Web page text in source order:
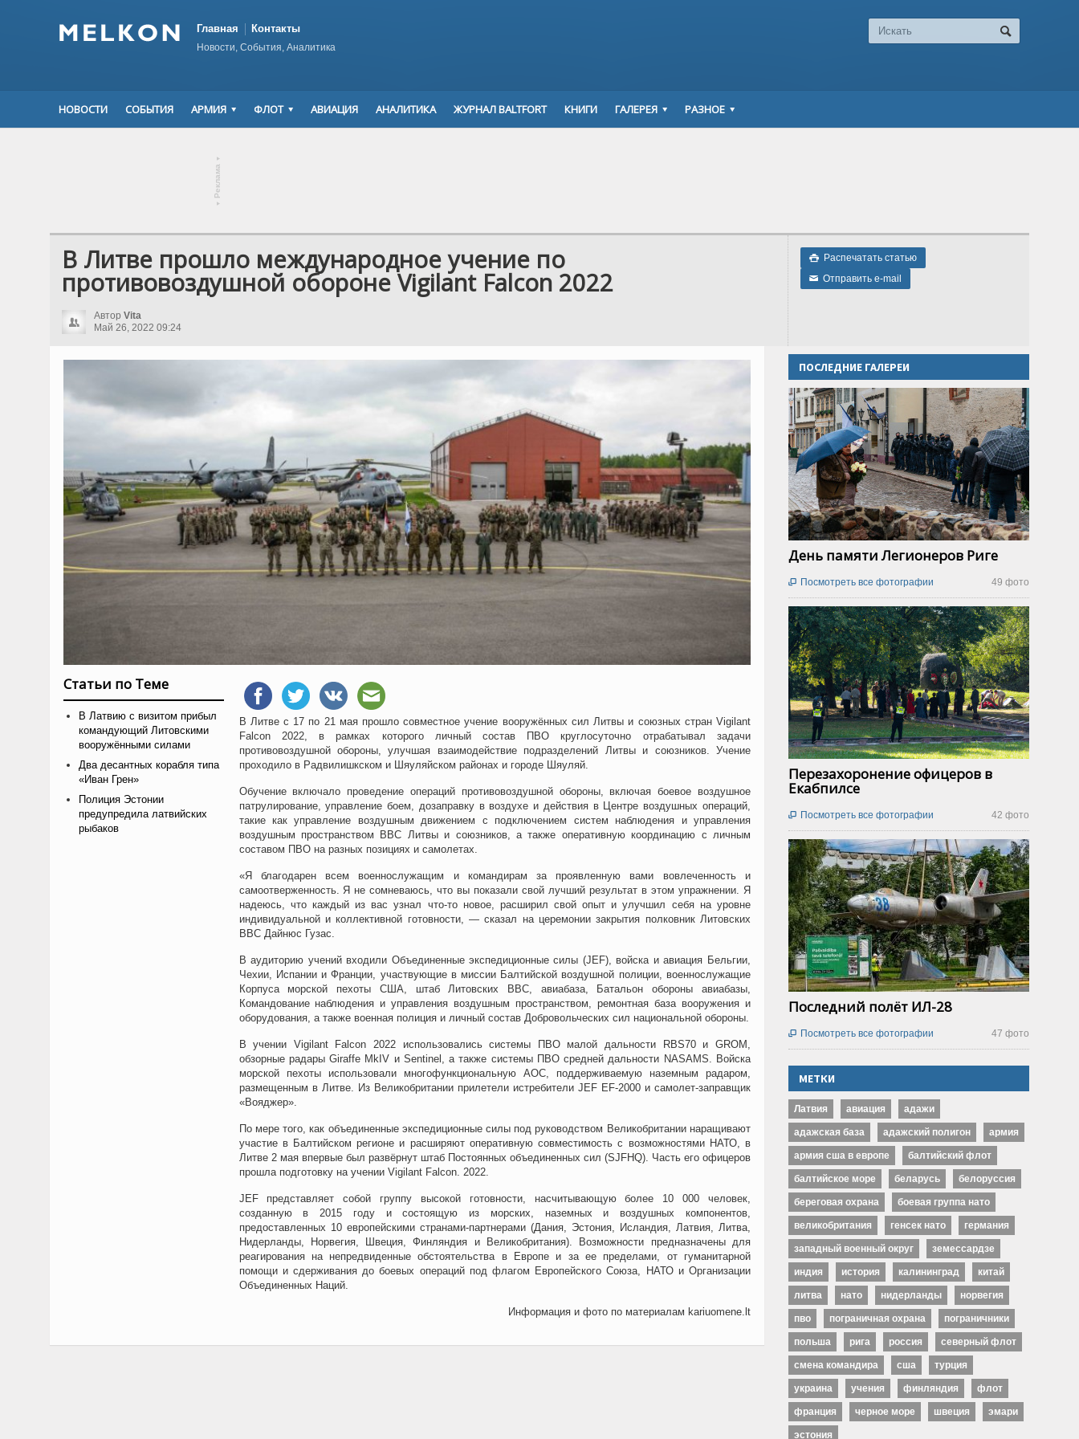
Главная Контакты
Новости, События, Аналитика
НОВОСТИ СОБЫТИЯ АРМИЯ ФЛОТ АВИАЦИЯ АНАЛИТИКА ЖУРНАЛ BALTFORT КНИГИ ГАЛЕРЕЯ РАЗНОЕ
▾
Реклама
▾
 Распечатать статью
✉ Отправить e-mail
В Литве прошло международное учение по
противовоздушной обороне Vigilant Falcon 2022
Автор Vita
Май 26, 2022 09:24
Статьи по Теме
В Латвию с визитом прибыл
командующий Литовскими
вооружёнными силами
Два десантных корабля типа
«Иван Грен»
Полиция Эстонии
предупредила латвийских
рыбаков
В Литве с 17 по 21 мая прошло совместное учение вооружённых сил Литвы и союзных стран Vigilant
Falcon 2022, в рамках которого личный состав ПВО круглосуточно отрабатывал задачи
противовоздушной обороны, улучшая взаимодействие подразделений Литвы и союзников. Учение
проходило в Радвилишкском и Шяуляйском районах и городе Шяуляй.
Обучение включало проведение операций противовоздушной обороны, включая боевое воздушное
патрулирование, управление боем, дозаправку в воздухе и действия в Центре воздушных операций,
такие как управление воздушным движением с подключением систем наблюдения и управления
воздушным пространством ВВС Литвы и союзников, а также оперативную координацию с личным
составом ПВО на разных позициях и самолетах.
«Я благодарен всем военнослужащим и командирам за проявленную вами вовлеченность и
самоотверженность. Я не сомневаюсь, что вы показали свой лучший результат в этом упражнении. Я
надеюсь, что каждый из вас узнал что-то новое, расширил свой опыт и улучшил себя на уровне
индивидуальной и коллективной готовности, — сказал на церемонии закрытия полковник Литовских
ВВС Дайнюс Гузас.
В аудиторию учений входили Объединенные экспедиционные силы (JEF), войска и авиация Бельгии,
Чехии, Испании и Франции, участвующие в миссии Балтийской воздушной полиции, военнослужащие
Корпуса морской пехоты США, штаб Литовских ВВС, авиабаза, Батальон обороны авиабазы,
Командование наблюдения и управления воздушным пространством, ремонтная база вооружения и
оборудования, а также военная полиция и личный состав Добровольческих сил национальной обороны.
В учении Vigilant Falcon 2022 использовались системы ПВО малой дальности RBS70 и GROM,
обзорные радары Giraffe MkIV и Sentinel, а также системы ПВО средней дальности NASAMS. Войска
морской пехоты использовали многофункциональную АОС, поддерживаемую наземным радаром,
размещенным в Литве. Из Великобритании прилетели истребители JEF EF-2000 и самолет-заправщик
«Вояджер».
По мере того, как объединенные экспедиционные силы под руководством Великобритании наращивают
участие в Балтийском регионе и расширяют оперативную совместимость с возможностями НАТО, в
Литве 2 мая впервые был развёрнут штаб Постоянных объединенных сил (SJFHQ). Часть его офицеров
прошла подготовку на учении Vigilant Falcon. 2022.
JEF представляет собой группу высокой готовности, насчитывающую более 10 000 человек,
созданную в 2015 году и состоящую из морских, наземных и воздушных компонентов,
предоставленных 10 европейскими странами-партнерами (Дания, Эстония, Исландия, Латвия, Литва,
Нидерланды, Норвегия, Швеция, Финляндия и Великобритания). Возможности предназначены для
реагирования на непредвиденные обстоятельства в Европе и за ее пределами, от гуманитарной
помощи и сдерживания до боевых операций под флагом Европейского Союза, НАТО и Организации
Объединенных Наций.
Информация и фото по материалам kariuomene.lt
ПОСЛЕДНИЕ ГАЛЕРЕИ
День памяти Легионеров Риге
49 фото
 Посмотреть все фотографии
Перезахоронение офицеров в
Екабпилсе
42 фото
 Посмотреть все фотографии
Последний полёт ИЛ-28
47 фото
 Посмотреть все фотографии
МЕТКИ
Латвия авиация адажи
адажская база адажский полигон армия
армия сша в европе балтийский флот
балтийское море беларусь белоруссия
береговая охрана боевая группа нато
великобритания генсек нато германия
западный военный округ земессардзе
индия история калининград китай
литва нато нидерланды норвегия
пво пограничная охрана пограничники
польша рига россия северный флот
смена командира сша турция
украина учения финляндия флот
франция черное море швеция эмари
эстония